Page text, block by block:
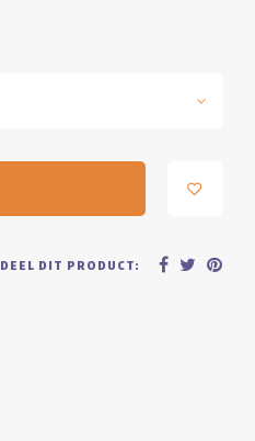
DEEL DIT PRODUCT: